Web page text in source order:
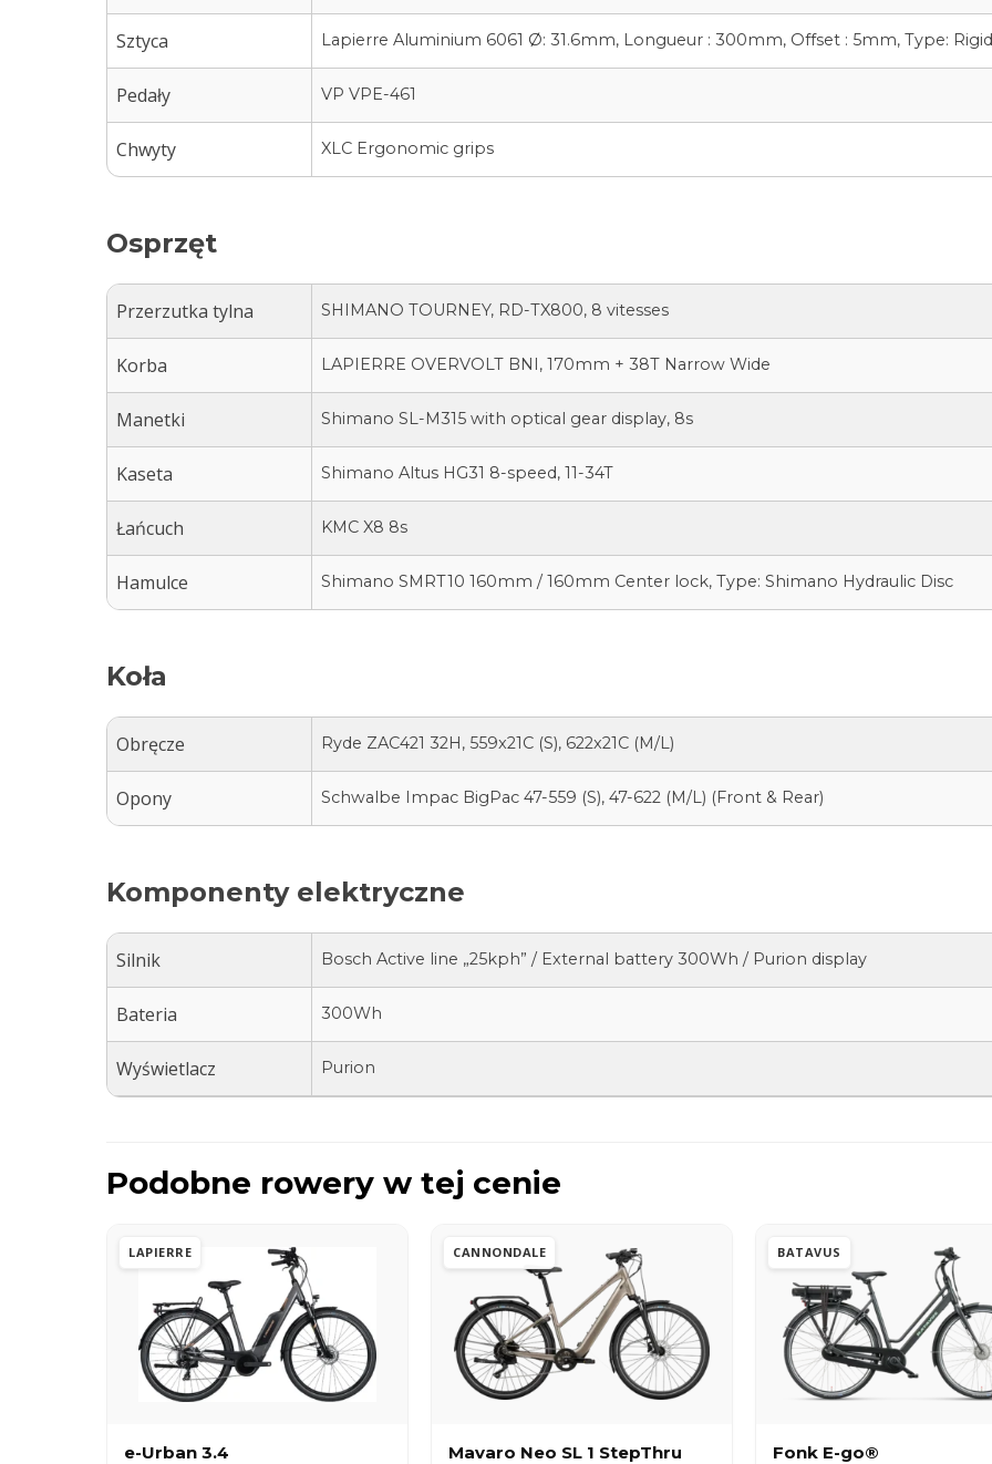
Sztyca Lapierre Aluminium 6061 Ø: 31.6mm, Longueur : 300mm, Offset : 5mm, Type: Rigid
Pedały VP VPE-461
Chwyty XLC Ergonomic grips
Osprzęt
Przerzutka tylna SHIMANO TOURNEY, RD-TX800, 8 vitesses
Korba LAPIERRE OVERVOLT BNI, 170mm + 38T Narrow Wide
Manetki Shimano SL-M315 with optical gear display, 8s
Kaseta Shimano Altus HG31 8-speed, 11-34T
Łańcuch KMC X8 8s
Hamulce Shimano SMRT10 160mm / 160mm Center lock, Type: Shimano Hydraulic Disc
Koła
Obręcze Ryde ZAC421 32H, 559x21C (S), 622x21C (M/L)
Opony Schwalbe Impac BigPac 47-559 (S), 47-622 (M/L) (Front & Rear)
Komponenty elektryczne
Silnik Bosch Active line „25kph” / External battery 300Wh / Purion display
Bateria 300Wh
Wyświetlacz Purion
Podobne rowery w tej cenie
LAPIERRE
e-Urban 3.4
CANNONDALE
Mavaro Neo SL 1 StepThru
BATAVUS
Fonk E-go®